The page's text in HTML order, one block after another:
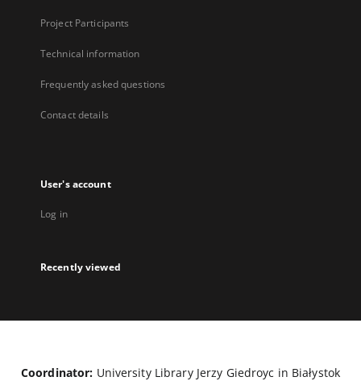
Project Participants
Technical information
Frequently asked questions
Contact details
User's account
Log in
Recently viewed
Coordinator: University Library Jerzy Giedroyc in Białystok